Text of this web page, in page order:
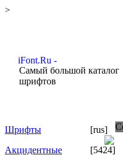
>
Самый большой каталог
шрифтов
Шрифты
[rus]
Акцидентные
[5424]